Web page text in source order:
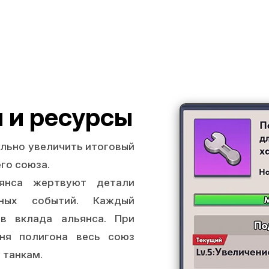
и ресурсы
увеличить итоговый
союза.
жертвуют детали
событий. Каждый
вклада альянса. При
полигона весь союз